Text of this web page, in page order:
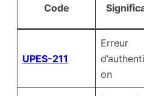
Code
UPES-211
Erreur
on